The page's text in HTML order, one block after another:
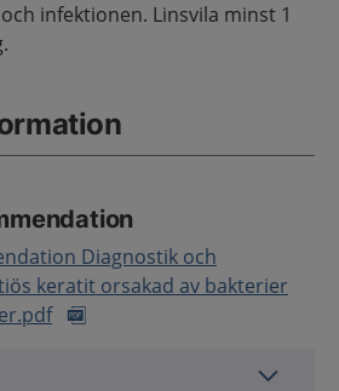
infektionen. Linsvila minst 1
Diagnostik och
keratit orsakad av bakterier